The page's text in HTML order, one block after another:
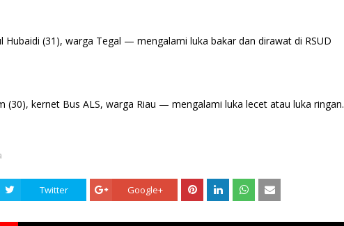
Hubaidi (31), warga Tegal — mengalami luka bakar dan dirawat di RSUD
(30), kernet Bus ALS, warga Riau — mengalami luka lecet atau luka ringan.
Twitter Google+